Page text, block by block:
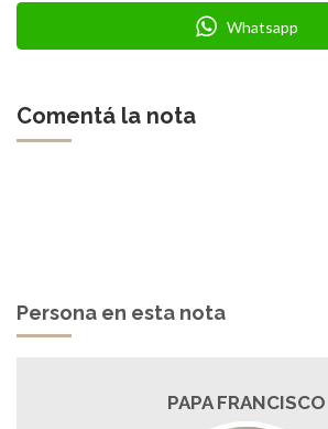
Whatsapp
Comentá la nota
Persona en esta nota
PAPA FRANCISCO